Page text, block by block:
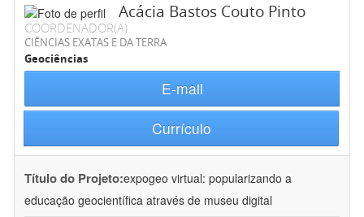
Acácia Bastos Couto Pinto
COORDENADOR(A)
CIÊNCIAS EXATAS E DA TERRA
Geociências
E-mail
Currículo
Título do Projeto:expogeo virtual: popularizando a
educação geocientífica através de museu digital